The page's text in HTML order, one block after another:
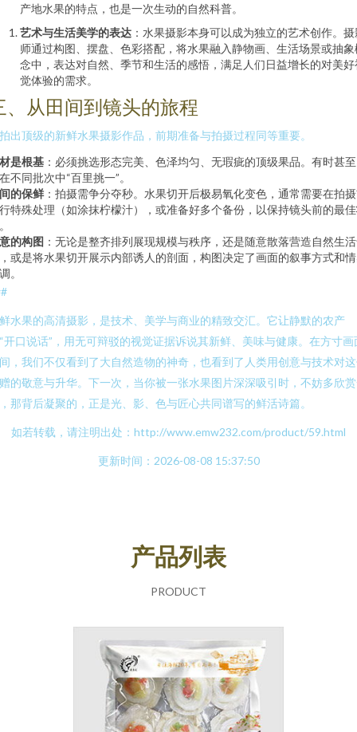
产地水果的特点，也是一次生动的自然科普。
艺术与生活美学的表达 ：水果摄影本身可以成为独立的艺术创作。
师通过构图、摆盘、色彩搭配，将水果融入静物画、生活场景或抽象
念中，表达对自然、季节和生活的感悟，满足人们日益增长的对美好
觉体验的需求。
、从田间到镜头的旅程
出顶级的新鲜水果摄影作品，前期准备与拍摄过程同等重要。
是根基 ：必须挑选形态完美、色泽均匀、无瑕疵的顶级果品。有时甚
不同批次中“百里挑一”。
的保鲜：拍摄需争分夺秒。水果切开后极易氧化变色，通常需要在拍
特殊处理（如涂抹柠檬汁），或准备好多个备份，以保持镜头前的最
的构图 ：无论是整齐排列展现规模与秩序，还是随意散落营造自然生
或是将水果切开展示内部诱人的剖面，构图决定了画面的叙事方式和
。
水果的高清摄影，是技术、美学与商业的精致交汇。它让静默的农产
开口说话”，用无可辩驳的视觉证据诉说其新鲜、美味与健康。在方寸画
，我们不仅看到了大自然造物的神奇，也看到了人类用创意与技术对
的敬意与升华。下一次，当你被一张水果图片深深吸引时，不妨多欣
那背后凝聚的，正是光、影、色与匠心共同谱写的鲜活诗篇。
如若转载，请注明出处：http://www.emw232.com/product/59.html
更新时间：2026-08-08 15:37:50
产品列表
PRODUCT